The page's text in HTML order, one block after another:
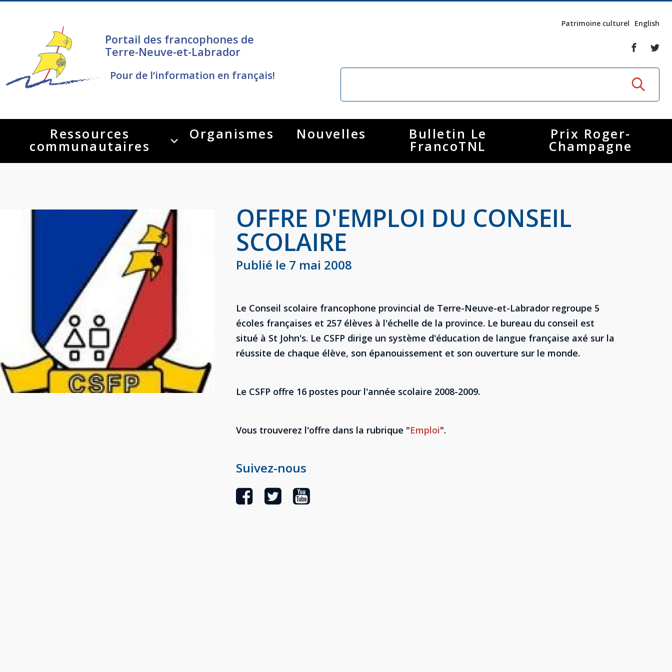
Portail des francophones de
Terre-Neuve-et-Labrador
Pour de l‘information en français!
Patrimoine culturel English
Ressources
communautaires
Organismes Nouvelles Bulletin Le
FrancoTNL
Prix Roger-
Champagne
OFFRE D'EMPLOI DU CONSEIL
SCOLAIRE
Publié le 7 mai 2008
Le Conseil scolaire francophone provincial de Terre-Neuve-et-Labrador regroupe 5
écoles françaises et 257 élèves à l'échelle de la province. Le bureau du conseil est
situé à St John's. Le CSFP dirige un système d'éducation de langue française axé sur la
réussite de chaque élève, son épanouissement et son ouverture sur le monde.
Le CSFP offre 16 postes pour l'année scolaire 2008-2009.
Vous trouverez l'offre dans la rubrique "Emploi".
Suivez-nous